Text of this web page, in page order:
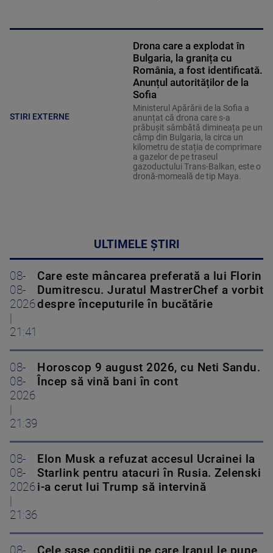
STIRI EXTERNE
Drona care a explodat în
Bulgaria, la granița cu
România, a fost identificată.
Anunțul autorităților de la
Sofia
Ministerul Apărării de la Sofia a
anunțat că drona care s-a
prăbușit sâmbătă dimineața pe un
câmp din Bulgaria, la circa un
kilometru de stația de comprimare
a gazelor de pe traseul
gazoductului Trans-Balkan, este o
dronă-momeală de tip Maya.
ULTIMELE ȘTIRI
08-
08-
2026
21:41
Care este mâncarea preferată a lui Florin
Dumitrescu. Juratul MastrerChef a vorbit
despre începuturile în bucătărie
08-
08-
2026
21:39
Horoscop 9 august 2026, cu Neti Sandu.
Încep să vină bani în cont
08-
08-
2026
21:36
Elon Musk a refuzat accesul Ucrainei la
Starlink pentru atacuri în Rusia. Zelenski
i-a cerut lui Trump să intervină